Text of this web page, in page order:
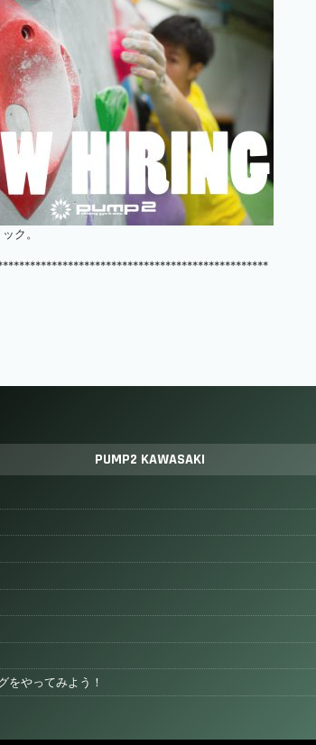
ク。
PUMP2 KAWASAKI
をやってみよう！